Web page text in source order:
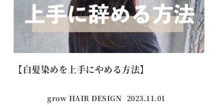
【白髪染めを上手にやめる方法】
grow HAIR DESIGN 投稿日
2023.11.01